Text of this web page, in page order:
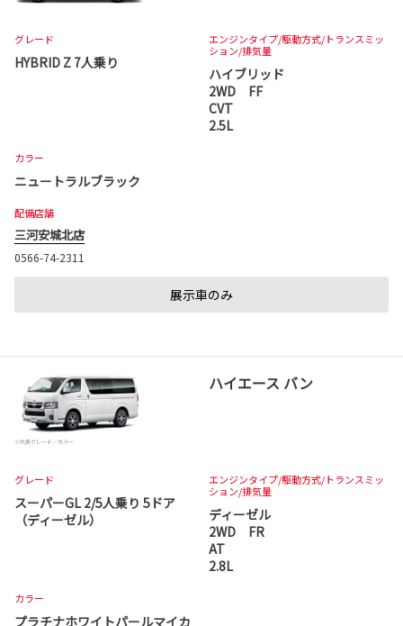
グレード
HYBRID Z 7人乗り
エンジンタイプ/駆動方式/トランスミッ
ション/排気量
ハイブリッド
2WD FF
CVT
2.5L
カラー
ニュートラルブラック
配備店舗
三河安城北店
0566-74-2311
展示車のみ
ハイエース バン
※代表グレード／カラー
グレード
スーパーGL 2/5人乗り 5ドア
（ディーゼル）
エンジンタイプ/駆動方式/トランスミッ
ション/排気量
ディーゼル
2WD FR
AT
2.8L
カラー
プラチナホワイトパールマイカ